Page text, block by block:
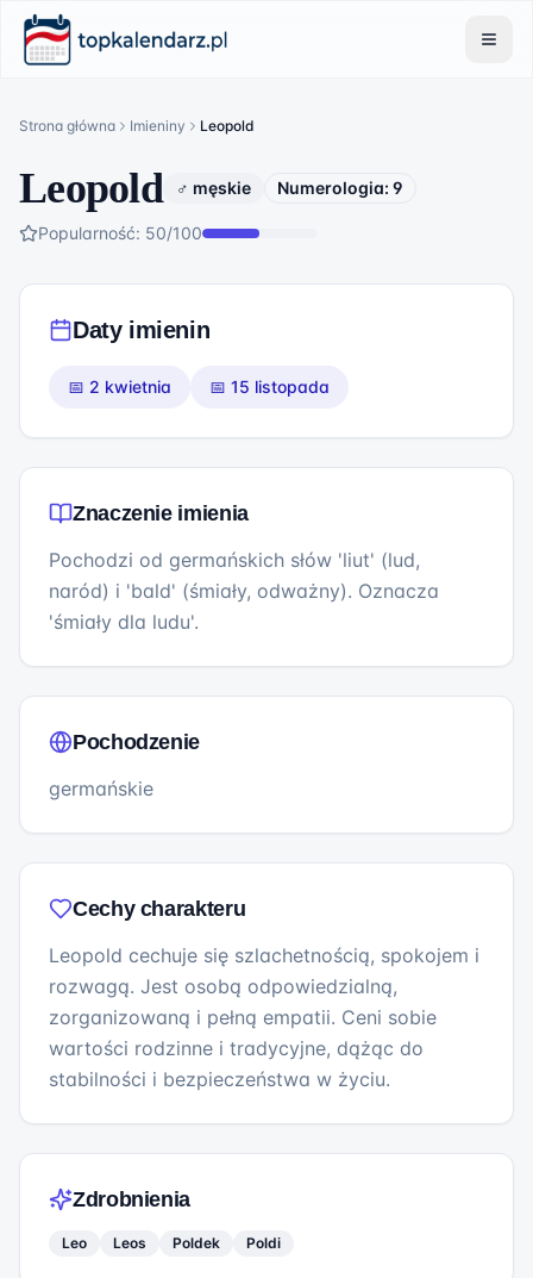
Strona główna Imieniny Leopold
Leopold ♂ męskie Numerologia: 9
Popularność: 50/100
Daty imienin
📅 2 kwietnia 📅 15 listopada
Znaczenie imienia
Pochodzi od germańskich słów 'liut' (lud,
naród) i 'bald' (śmiały, odważny). Oznacza
'śmiały dla ludu'.
Pochodzenie
germańskie
Cechy charakteru
Leopold cechuje się szlachetnością, spokojem i
rozwagą. Jest osobą odpowiedzialną,
zorganizowaną i pełną empatii. Ceni sobie
wartości rodzinne i tradycyjne, dążąc do
stabilności i bezpieczeństwa w życiu.
Zdrobnienia
Leo Leos Poldek Poldi